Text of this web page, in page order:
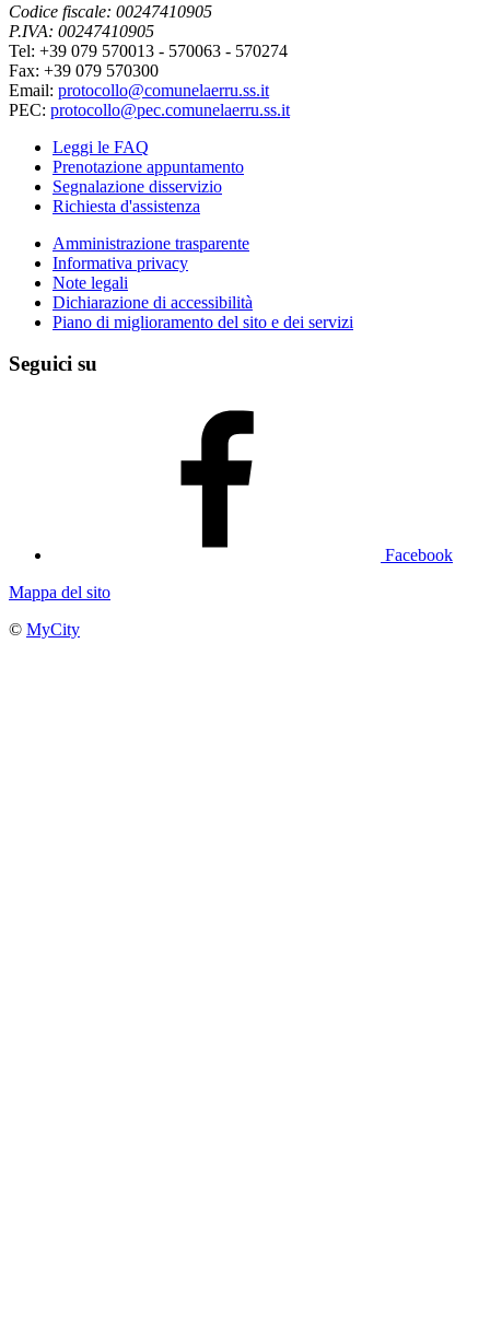
Codice fiscale: 00247410905
P.IVA: 00247410905
Tel: +39 079 570013 - 570063 - 570274
Fax: +39 079 570300
Email: protocollo@comunelaerru.ss.it
PEC: protocollo@pec.comunelaerru.ss.it
Leggi le FAQ
Prenotazione appuntamento
Segnalazione disservizio
Richiesta d'assistenza
Amministrazione trasparente
Informativa privacy
Note legali
Dichiarazione di accessibilità
Piano di miglioramento del sito e dei servizi
Seguici su
Facebook
Mappa del sito
© MyCity